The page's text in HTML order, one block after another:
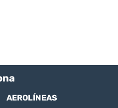
AEROLÍNEAS